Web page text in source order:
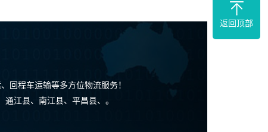
回程车运输等多方位物流服务！
江县、南江县、平昌县、。
返回顶部